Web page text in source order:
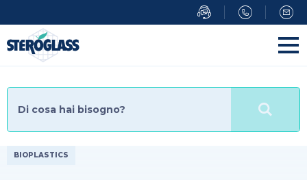
al
contenuto
principale
BIOPLASTICS